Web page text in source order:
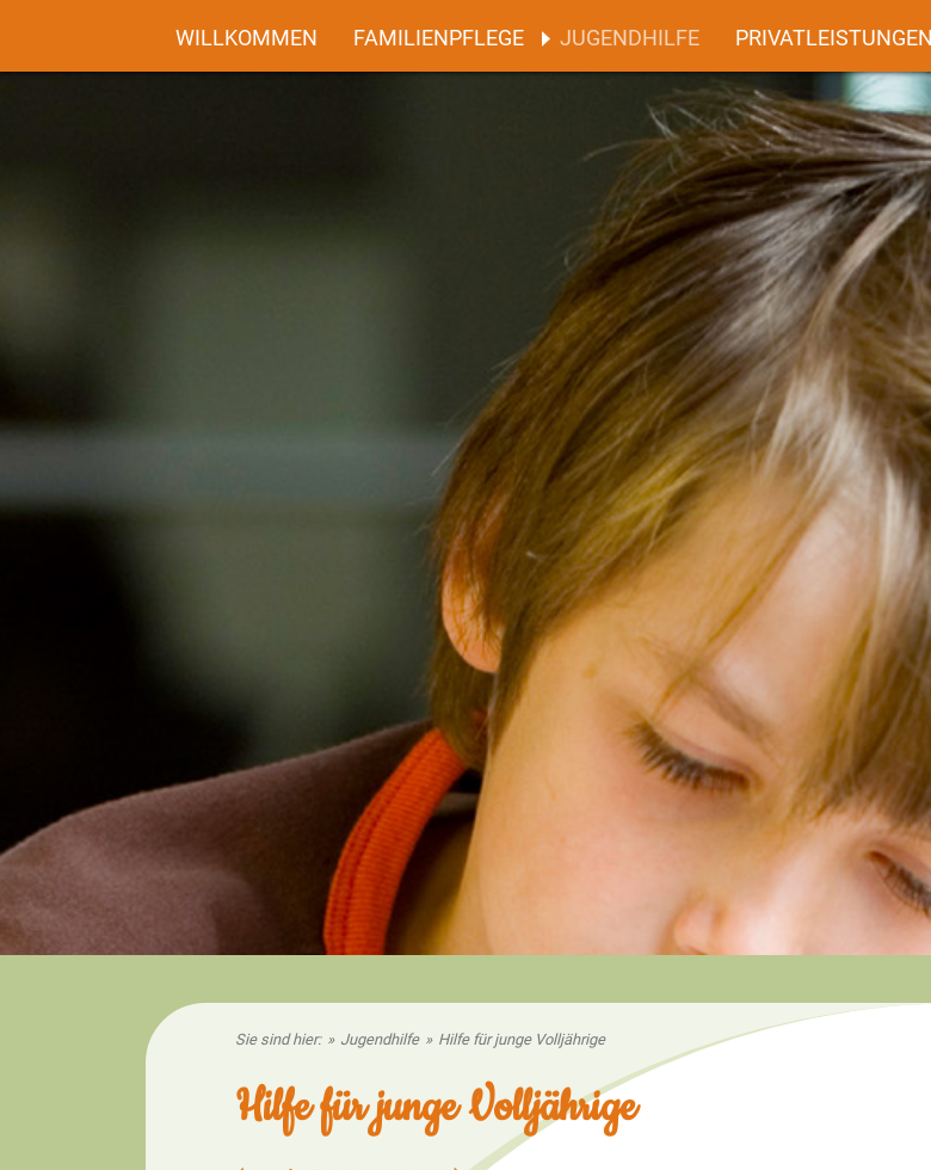
WILLKOMMEN FAMILIENPFLEGE JUGENDHILFE PRIVATLEISTUNGEN
Sie sind hier: » Jugendhilfe » Hilfe für junge Volljährige
Hilfe für junge Volljährige